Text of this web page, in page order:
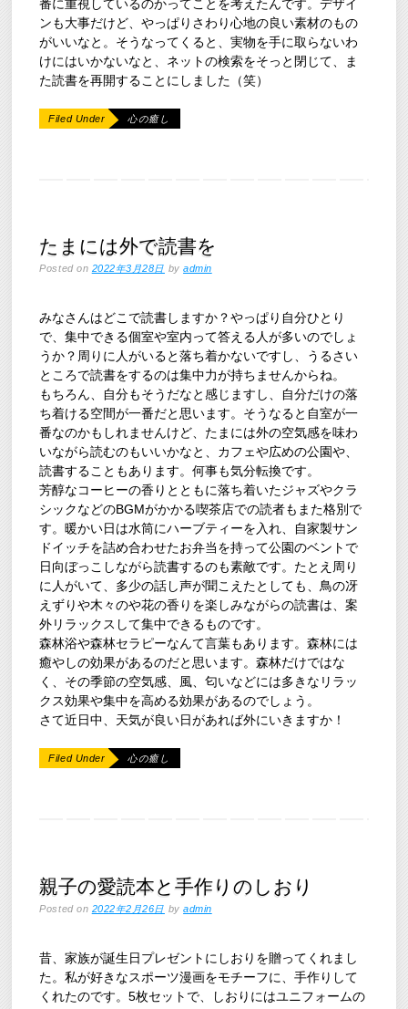
番に重視しているのかってことを考えたんです。デザイ
ンも大事だけど、やっぱりさわり心地の良い素材のもの
がいいなと。そうなってくると、実物を手に取らないわ
けにはいかないなと、ネットの検索をそっと閉じて、ま
た読書を再開することにしました（笑）
Filed Under 心の癒し
たまには外で読書を
Posted on 2022年3月28日 byadmin
みなさんはどこで読書しますか？やっぱり自分ひとり
で、集中できる個室や室内って答える人が多いのでしょ
うか？周りに人がいると落ち着かないですし、うるさい
ところで読書をするのは集中力が持ちませんからね。
もちろん、自分もそうだなと感じますし、自分だけの落
ち着ける空間が一番だと思います。そうなると自室が一
番なのかもしれませんけど、たまには外の空気感を味わ
いながら読むのもいいかなと、カフェや広めの公園や、
読書することもあります。何事も気分転換です。
芳醇なコーヒーの香りとともに落ち着いたジャズやクラ
シックなどのBGMがかかる喫茶店での読者もまた格別で
す。暖かい日は水筒にハーブティーを入れ、自家製サン
ドイッチを詰め合わせたお弁当を持って公園のベントで
日向ぼっこしながら読書するのも素敵です。たとえ周り
に人がいて、多少の話し声が聞こえたとしても、鳥の冴
えずりや木々のや花の香りを楽しみながらの読書は、案
外リラックスして集中できるものです。
森林浴や森林セラピーなんて言葉もあります。森林には
癒やしの効果があるのだと思います。森林だけではな
く、その季節の空気感、風、匂いなどには多きなリラッ
クス効果や集中を高める効果があるのでしょう。
さて近日中、天気が良い日があれば外にいきますか！
Filed Under 心の癒し
親子の愛読本と手作りのしおり
Posted on 2022年2月26日 byadmin
昔、家族が誕生日プレゼントにしおりを贈ってくれまし
た。私が好きなスポーツ漫画をモチーフに、手作りして
くれたのです。5枚セットで、しおりにはユニフォームの